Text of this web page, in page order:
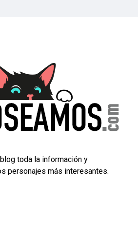
toda la información y
personajes más interesantes.